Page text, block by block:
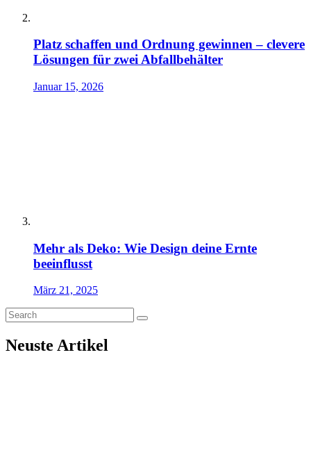
Platz schaffen und Ordnung gewinnen – clevere
Lösungen für zwei Abfallbehälter
Januar 15, 2026
Mehr als Deko: Wie Design deine Ernte
beeinflusst
März 21, 2025
Neuste Artikel